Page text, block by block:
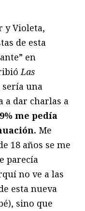
y Violeta,
de esta
en
Las
sería una
a dar charlas a
me pedía
Me
18 años se me
parecía
no ve a las
esta nueva
sino que